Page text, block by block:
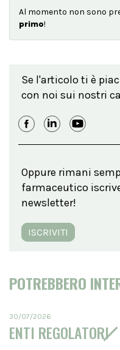
Al momento non sono
primo!
Se l'articolo ti è
con noi sui nostri
Oppure rimani
farmaceutico
newsletter!
ISCRIVITI
POTREBBERO
30/07/2026
ENTI REGOLATORI